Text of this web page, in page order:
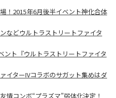
！2015年6月後半イベント神化合体
などウルトラストリートファイタ
ント『ウルトラストリートファイタ
イターIVコラボのサガット集めはダ
情コンボ“プラズマ”弱体化決定！